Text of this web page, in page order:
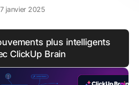
janvier 2025
plus intelligents
ClickUp Brain